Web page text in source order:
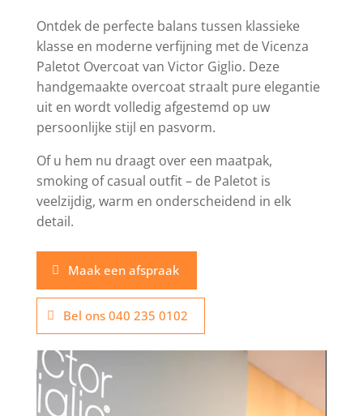
Ontdek de perfecte balans tussen klassieke
klasse en moderne verfijning met de Vicenza
Paletot Overcoat van Victor Giglio. Deze
handgemaakte overcoat straalt pure elegantie
uit en wordt volledig afgestemd op uw
persoonlijke stijl en pasvorm.
Of u hem nu draagt over een maatpak,
smoking of casual outfit – de Paletot is
veelzijdig, warm en onderscheidend in elk
detail.
Maak een afspraak
Bel ons 040 235 0102
Videospeler